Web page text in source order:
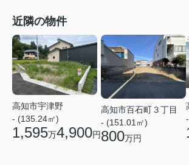
近隣の物件
高知市宇津野
- (135.24㎡)
1,595万4,900円
高知市百石町３丁目
- (151.01㎡)
800万円